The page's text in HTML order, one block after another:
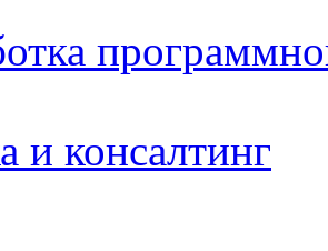
и консалтинг